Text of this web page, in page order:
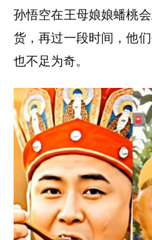
孙悟空在王母娘娘蟠桃
货，再过一段时间，他
也不足为奇。